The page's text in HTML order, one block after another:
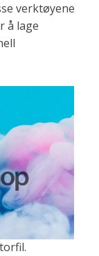
verktøyene
å lage